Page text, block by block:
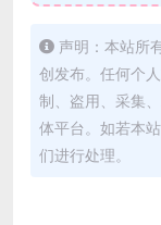
声明：本站所
创发布。任何个
制、盗用、采集
体平台。如若本
们进行处理。